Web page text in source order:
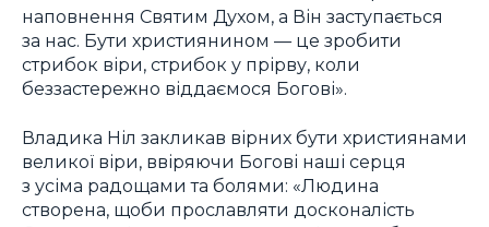
наповнення Святим Духом, а Він заступається
за нас. Бути християнином — це зробити
стрибок віри, стрибок у прірву, коли
беззастережно віддаємося Богові».
Владика Ніл закликав вірних бути християнами
великої віри, ввіряючи Богові наші серця
з усіма радощами та болями: «Людина
створена, щоби прославляти досконалість